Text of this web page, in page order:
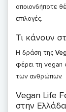
οποιονδήποτε
επιλογές.
Τι κάνουν
Η δράση της
φέρει τη vegan
των ανθρώπων.
Vegan Life
στην Ελλάδα